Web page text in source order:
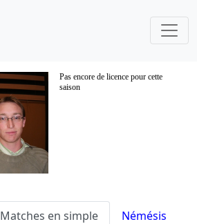
Pas encore de licence pour cette
saison
Matches en simple Némésis